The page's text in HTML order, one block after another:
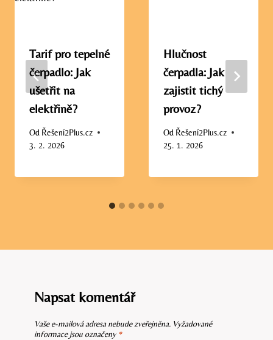
Tarif pro tepelné
čerpadlo: Jak
ušetřit na
elektřině?
Od Řešení2Plus.cz
3. 2. 2026
Hlučnost
čerpadla: Jak
zajistit tichý
provoz?
Od Řešení2Plus.cz
25. 1. 2026
Napsat komentář
Vaše e-mailová adresa nebude zveřejněna. Vyžadované
informace jsou označeny *